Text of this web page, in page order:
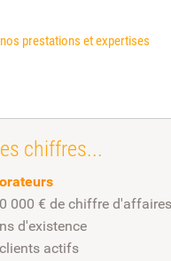
prestations et expertises
chiffres...
000 € de chiffre
d'existence
actifs